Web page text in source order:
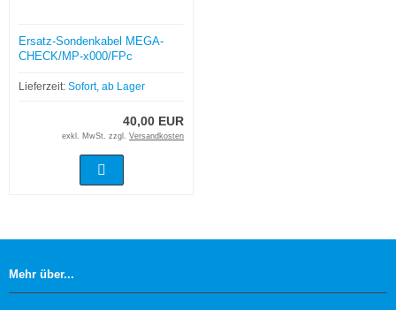
Ersatz-Sondenkabel MEGA-
CHECK/MP-x000/FPc
Lieferzeit: Sofort, ab Lager
40,00 EUR
exkl. MwSt. zzgl. Versandkosten
Mehr über...